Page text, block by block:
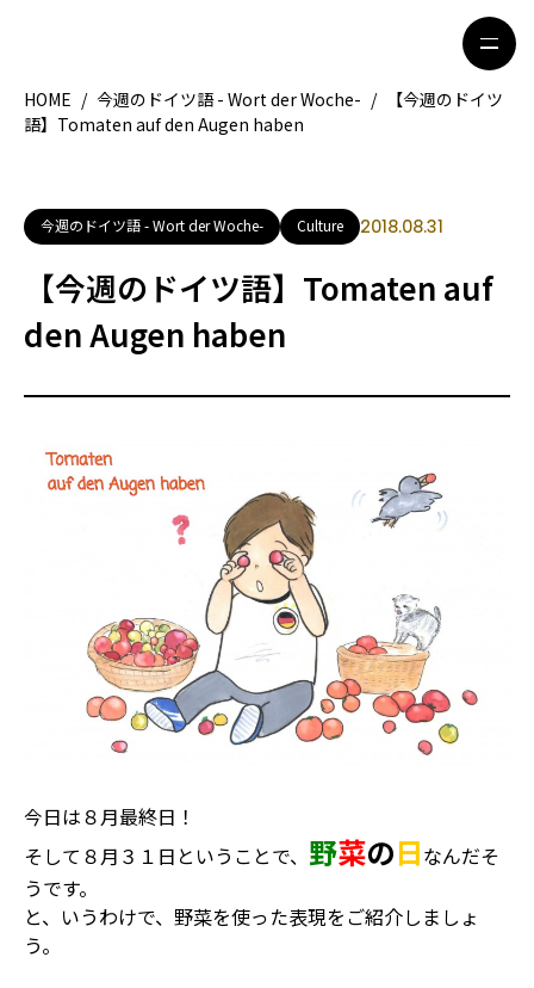
地域別ガイド
グルメ
観光ガイド
留学＆キャリア
ライフスタイル
HOME / 今週のドイツ語 - Wort der Woche- /
【今週のドイツ
語】Tomaten auf den Augen haben
今週のドイツ語 - Wort der Woche- Culture 2018.08.31
【今週のドイツ語】Tomaten auf
den Augen haben
今日は８月最終日！
そして８月３１日ということで、 野菜の日なんだそ
うです。
と、いうわけで、野菜を使った表現をご紹介しましょ
う。